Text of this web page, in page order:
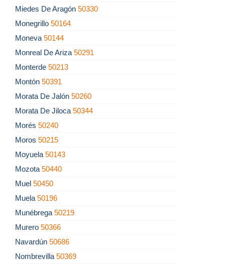
Miedes De Aragón 50330
Monegrillo 50164
Moneva 50144
Monreal De Ariza 50291
Monterde 50213
Montón 50391
Morata De Jalón 50260
Morata De Jiloca 50344
Morés 50240
Moros 50215
Moyuela 50143
Mozota 50440
Muel 50450
Muela 50196
Munébrega 50219
Murero 50366
Navardún 50686
Nombrevilla 50369